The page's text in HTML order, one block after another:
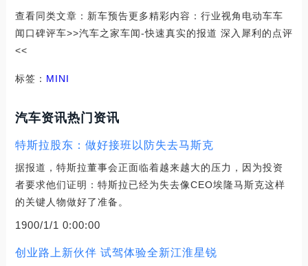
查看同类文章：新车预告更多精彩内容：行业视角电动车车
闻口碑评车>>汽车之家车闻-快速真实的报道 深入犀利的点评
<<
标签： MINI
汽车资讯热门资讯
特斯拉股东：做好接班以防失去马斯克
据报道，特斯拉董事会正面临着越来越大的压力，因为投资
者要求他们证明：特斯拉已经为失去像CEO埃隆马斯克这样
的关键人物做好了准备。
1900/1/1 0:00:00
创业路上新伙伴 试驾体验全新江淮星锐